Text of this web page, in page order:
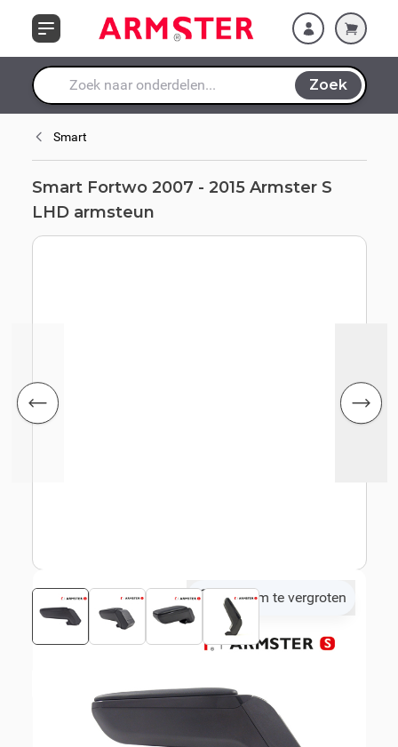
Waar ben je naar op zoek?
Zoek
Smart
Smart Fortwo 2007 - 2015 Armster S
LHD armsteun
Klik om te vergroten
Bekijk montagehandleiding